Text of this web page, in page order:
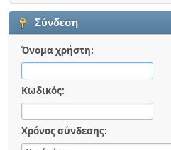
Σύνδεση
Όνομα χρήστη:
Κωδικός:
Χρόνος σύνδεσης: